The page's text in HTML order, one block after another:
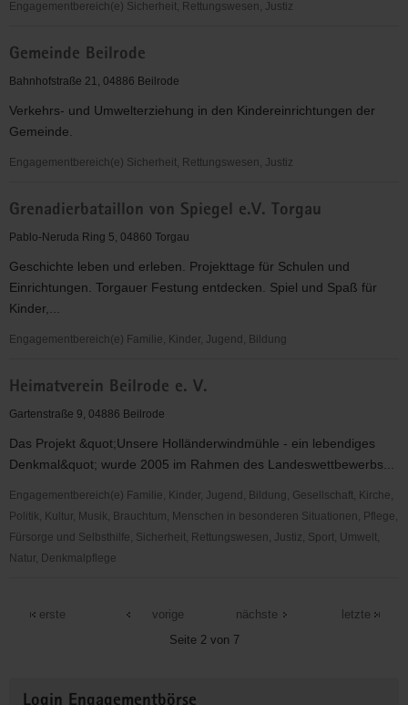
Engagementbereich(e) Sicherheit, Rettungswesen, Justiz
Torgau
e.
Gemeinde Beilrode
Bahnhofstraße 21, 04886 Beilrode
Verkehrs- und Umwelterziehung in den Kindereinrichtungen der
Gemeinde.
Engagementbereich(e) Sicherheit, Rettungswesen, Justiz
Beilrode
Grenadierbataillon von Spiegel e.V. Torgau
Pablo-Neruda Ring 5, 04860 Torgau
Geschichte leben und erleben. Projekttage für Schulen und
Einrichtungen. Torgauer Festung entdecken. Spiel und Spaß für
Kinder,...
Engagementbereich(e) Familie, Kinder, Jugend, Bildung
von
Spiegel
Torgau
Heimatverein Beilrode e. V.
Gartenstraße 9, 04886 Beilrode
Das Projekt &quot;Unsere Holländerwindmühle - ein lebendiges
Denkmal&quot; wurde 2005 im Rahmen des Landeswettbewerbs...
Engagementbereich(e) Familie, Kinder, Jugend, Bildung, Gesellschaft, Kirche,
Politik, Kultur, Musik, Brauchtum, Menschen in besonderen Situationen, Pflege,
Fürsorge und Selbsthilfe, Sicherheit, Rettungswesen, Justiz, Sport, Umwelt,
Natur, Denkmalpflege
erste
vorige
Seite 2 von 7
nächste letzte